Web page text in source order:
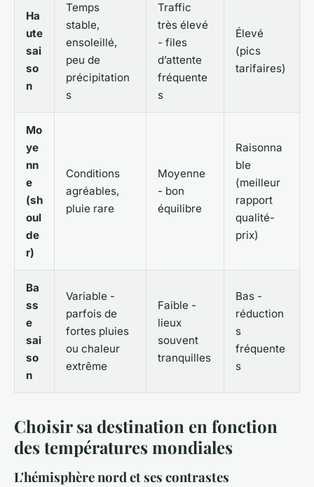
Ha
ute
sai
so
n
Temps
stable,
ensoleillé,
peu de
précipitation
s
Traffic
très élevé
- files
d’attente
fréquente
s
Élevé
(pics
tarifaires)
Mo
ye
nn
e
(sh
oul
de
r)
Conditions
agréables,
pluie rare
Moyenne
- bon
équilibre
Raisonna
ble
(meilleur
rapport
qualité-
prix)
Ba
ss
e
sai
so
n
Variable -
parfois de
fortes pluies
ou chaleur
extrême
Faible -
lieux
souvent
tranquilles
Bas -
réduction
s
fréquente
s
Choisir sa destination en fonction
des températures mondiales
L'hémisphère nord et ses contrastes